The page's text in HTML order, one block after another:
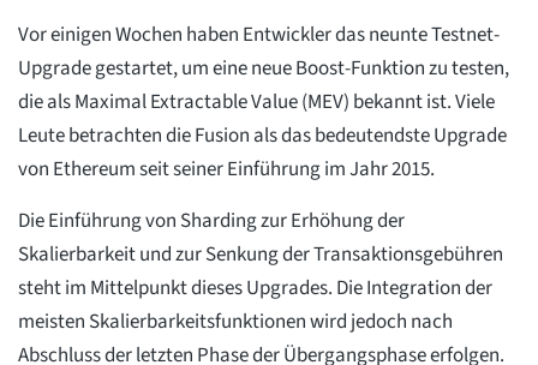
Vor einigen Wochen haben Entwickler das neunte Testnet-
Upgrade gestartet, um eine neue Boost-Funktion zu testen,
die als Maximal Extractable Value (MEV) bekannt ist. Viele
Leute betrachten die Fusion als das bedeutendste Upgrade
von Ethereum seit seiner Einführung im Jahr 2015.
Die Einführung von Sharding zur Erhöhung der
Skalierbarkeit und zur Senkung der Transaktionsgebühren
steht im Mittelpunkt dieses Upgrades. Die Integration der
meisten Skalierbarkeitsfunktionen wird jedoch nach
Abschluss der letzten Phase der Übergangsphase erfolgen.